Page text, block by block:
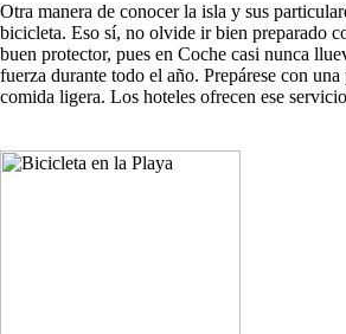
Otra manera de conocer la isla y sus
bicicleta. Eso sí, no olvide ir bien preparado
buen protector, pues en Coche casi nunca
fuerza durante todo el año. Prepárese con
comida ligera. Los hoteles ofrecen ese